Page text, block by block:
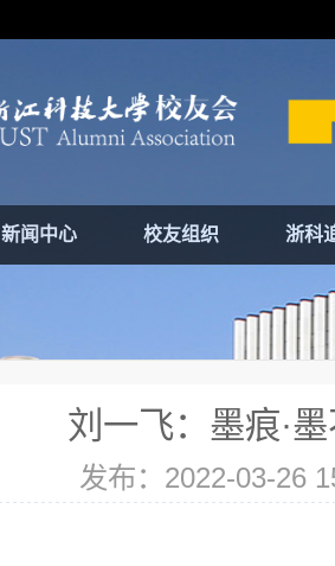
新闻中心 校友组织 浙科
刘一飞：墨痕·
发布：2022-03-26